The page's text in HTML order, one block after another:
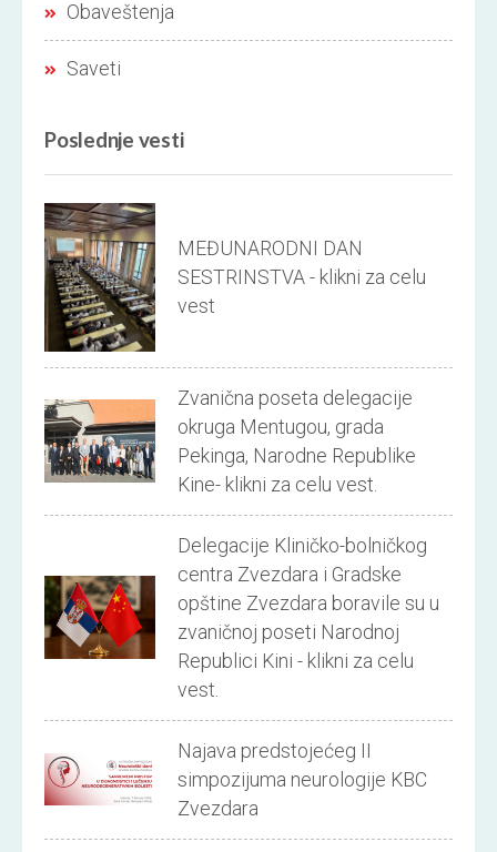
Obaveštenja
Saveti
Poslednje vesti
MEĐUNARODNI DAN
SESTRINSTVA - klikni za celu
vest
Zvanična poseta delegacije
okruga Mentugou, grada
Pekinga, Narodne Republike
Kine- klikni za celu vest.
Delegacije Kliničko-bolničkog
centra Zvezdara i Gradske
opštine Zvezdara boravile su u
zvaničnoj poseti Narodnoj
Republici Kini - klikni za celu
vest.
Najava predstojećeg II
simpozijuma neurologije KBC
Zvezdara